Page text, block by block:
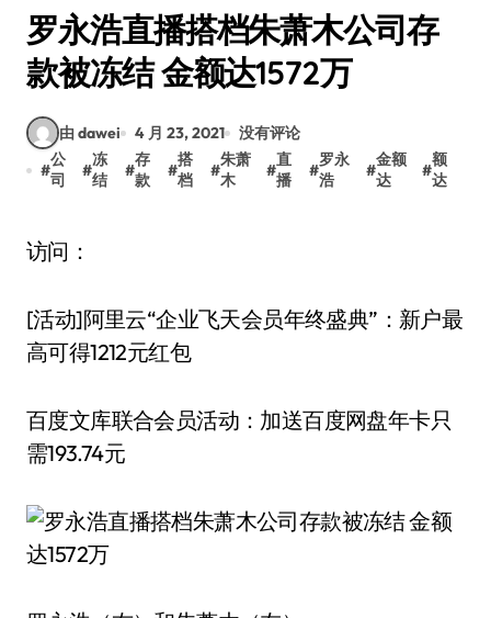
罗永浩直播搭档朱萧木公司存
款被冻结 金额达1572万
由 dawei 4 月 23, 2021
没有评论
#
公
司
#
冻
结
#
存
款
#
搭
档
#
朱萧
木
#
直
播
#
罗永
浩
#
金额
达
#
额
达
访问：
[活动]阿里云“企业飞天会员年终盛典”：新户最
高可得1212元红包
百度文库联合会员活动：加送百度网盘年卡只
需193.74元